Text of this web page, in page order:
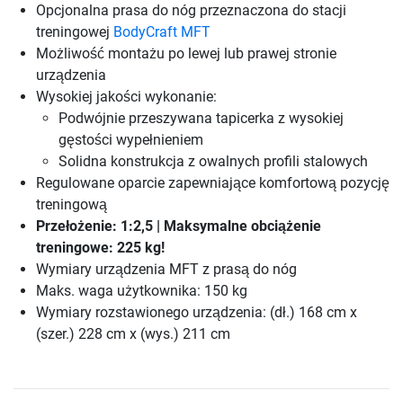
Opcjonalna prasa do nóg przeznaczona do stacji
treningowej BodyCraft MFT
Możliwość montażu po lewej lub prawej stronie
urządzenia
Wysokiej jakości wykonanie:
Podwójnie przeszywana tapicerka z wysokiej
gęstości wypełnieniem
Solidna konstrukcja z owalnych profili stalowych
Regulowane oparcie zapewniające komfortową pozycję
treningową
Przełożenie: 1:2,5 | Maksymalne obciążenie
treningowe: 225 kg!
Wymiary urządzenia MFT z prasą do nóg
Maks. waga użytkownika: 150 kg
Wymiary rozstawionego urządzenia: (dł.) 168 cm x
(szer.) 228 cm x (wys.) 211 cm